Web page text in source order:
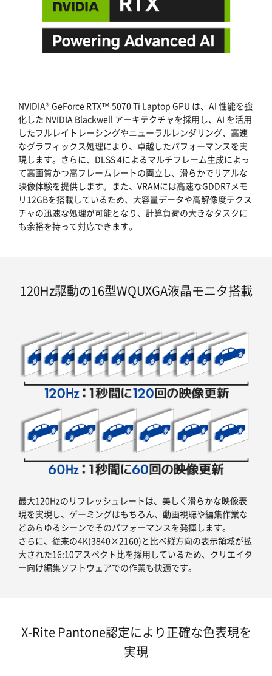
NVIDIA® GeForce RTX™ 5070 Ti Laptop GPU は、AI 性能を強
化した NVIDIA Blackwell アーキテクチャを採用し、AI を活用
したフルレイトレーシングやニューラルレンダリング、高速
なグラフィックス処理により、卓越したパフォーマンスを実
現します。さらに、DLSS 4によるマルチフレーム生成によっ
て高画質かつ高フレームレートの両立し、滑らかでリアルな
映像体験を提供します。また、VRAMには高速なGDDR7メモ
リ12GBを搭載しているため、大容量データや高解像度テクス
チャの迅速な処理が可能となり、計算負荷の大きなタスクに
も余裕を持って対応できます。
120Hz駆動の16型WQUXGA液晶モニタ搭載
最大120Hzのリフレッシュレートは、美しく滑らかな映像表
現を実現し、ゲーミングはもちろん、動画視聴や編集作業な
どあらゆるシーンでそのパフォーマンスを発揮します。
さらに、従来の4K(3840×2160)と比べ縦方向の表示領域が拡
大された16:10アスペクト比を採用しているため、クリエイタ
ー向け編集ソフトウェアでの作業も快適です。
X-Rite Pantone認定により正確な色表現を
実現